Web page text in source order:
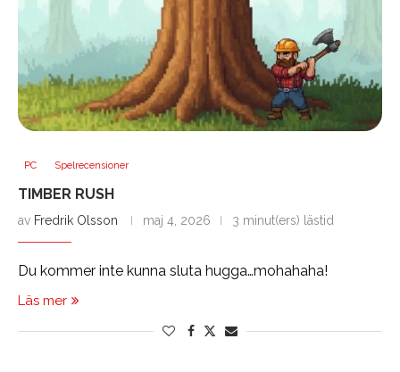
PC Spelrecensioner
TIMBER RUSH
av Fredrik Olsson maj 4, 2026 3 minut(ers) lästid
Du kommer inte kunna sluta hugga…mohahaha!
Läs mer